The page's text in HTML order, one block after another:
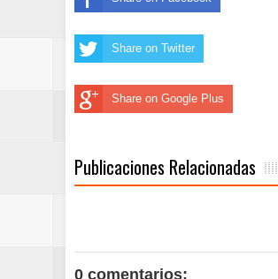
Share on Twitter
Share on Google Plus
Publicaciones Relacionadas
0 comentarios: